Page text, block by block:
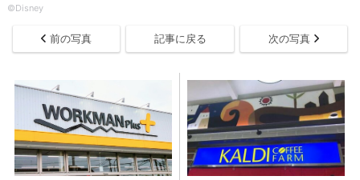
©Disney
前の写真 記事に戻る 次の写真